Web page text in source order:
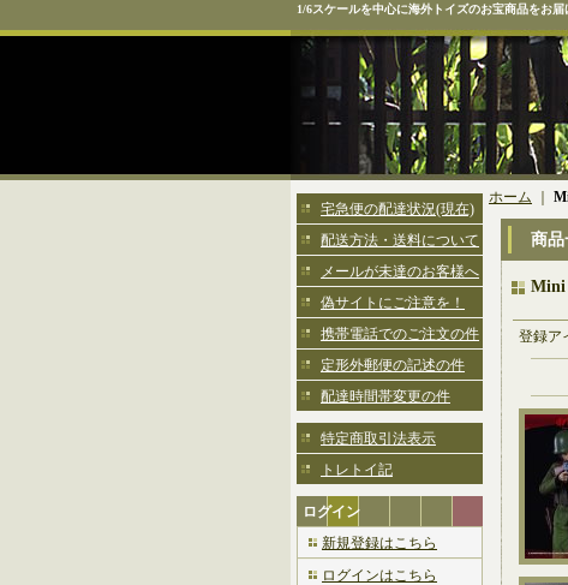
1/6スケールを中心に海外トイズのお宝商品をお届
宅急便の配達状況(現在)
配送方法・送料について
メールが未達のお客様へ
偽サイトにご注意を！
携帯電話でのご注文の件
定形外郵便の記述の件
配達時間帯変更の件
特定商取引法表示
トレトイ記
ログイン
新規登録はこちら
ログインはこちら
ホーム
商品
Mini
登録ア